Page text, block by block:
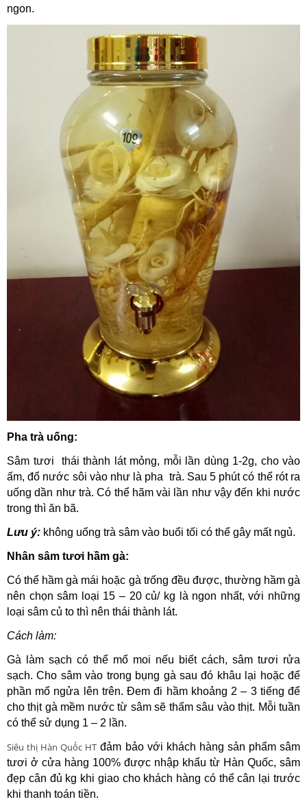
ngon.
Pha trà uống:
Sâm tươi thái thành lát mỏng, mỗi lần dùng 1-2g, cho vào
ấm, đổ nước sôi vào như là pha trà. Sau 5 phút có thể rót ra
uống dần như trà. Có thể hãm vài lần như vậy đến khi nước
trong thì ăn bã.
Lưu ý: không uống trà sâm vào buổi tối có thể gây mất ngủ.
Nhân sâm tươi hầm gà:
Có thể hầm gà mái hoặc gà trống đều được, thường hầm gà
nên chọn sâm loại 15 – 20 củ/ kg là ngon nhất, với những
loại sâm củ to thì nên thái thành lát.
Cách làm:
Gà làm sạch có thể mổ moi nếu biết cách, sâm tươi rửa
sạch. Cho sâm vào trong bụng gà sau đó khâu lại hoặc để
phần mổ ngửa lên trên. Đem đi hầm khoảng 2 – 3 tiếng để
cho thịt gà mềm nước từ sâm sẽ thấm sâu vào thịt. Mỗi tuần
có thể sử dụng 1 – 2 lần.
Siêu thị Hàn Quốc HT đảm bảo với khách hàng sản phẩm sâm
tươi ở cửa hàng 100% được nhập khẩu từ Hàn Quốc, sâm
đẹp cân đủ kg khi giao cho khách hàng có thể cân lại trước
khi thanh toán tiền.